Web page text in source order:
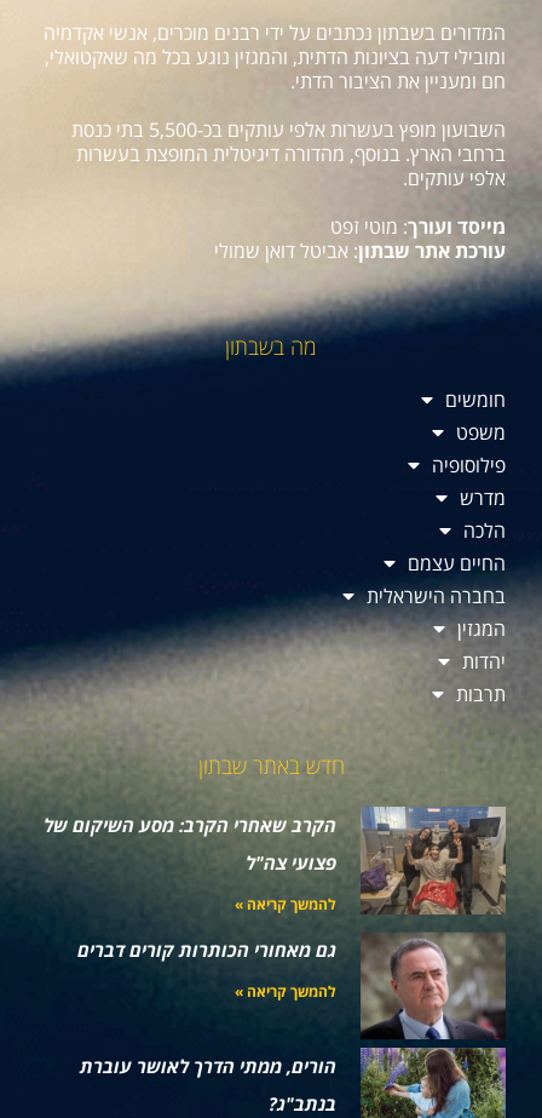
המדורים בשבתון נכתבים על ידי רבנים מוכרים, אנשי אקדמיה
ומובילי דעה בציונות הדתית, והמגזין נוגע בכל מה שאקטואלי,
חם ומעניין את הציבור הדתי.
השבועון מופץ בעשרות אלפי עותקים בכ-5,500 בתי כנסת
ברחבי הארץ. בנוסף, מהדורה דיגיטלית המופצת בעשרות
אלפי עותקים.
מייסד ועורך: מוטי זפט
עורכת אתר שבתון: אביטל דואן שמולי
מה בשבתון
חומשים
משפט
פילוסופיה
מדרש
הלכה
החיים עצמם
בחברה הישראלית
המגזין
יהדות
תרבות
חדש באתר שבתון
הקרב שאחרי הקרב: מסע השיקום של
פצועי צה"ל
להמשך קריאה »
גם מאחורי הכותרות קורים דברים
להמשך קריאה »
הורים, ממתי הדרך לאושר עוברת
בנתב"ג?